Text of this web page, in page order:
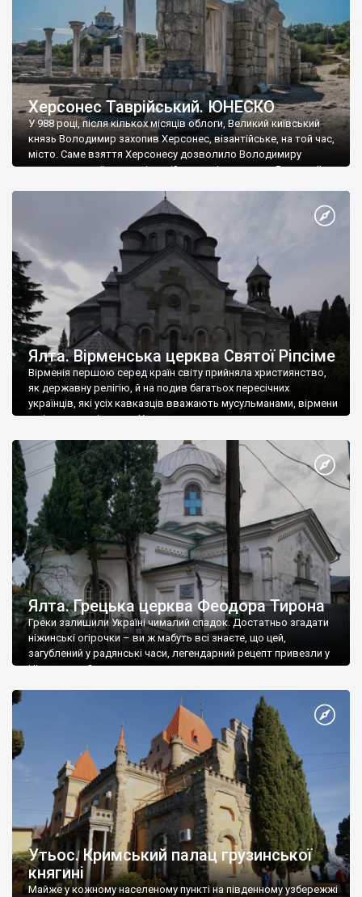
Херсонес Таврійський. ЮНЕСКО
У 988 році, після кількох місяців облоги, Великий київський
князь Володимир захопив Херсонес, візантійське, на той час,
місто. Саме взяття Херсонесу дозволило Володимиру
диктувати свої умови візантійському імператору Василю ІІ, та
Херсонесі Володимир-язичник, став Василем-християнином.
А потім було Хрещення Русі. На честь Херсонесу Таврійського
Ялта. Вірменська церква Святої Ріпсіме
Вірменія першою серед країн світу прийняла християнство,
як державну релігію, й на подив багатьох пересічних
українців, які усіх кавказців вважають мусульманами, вірмени
є відданими вірянами Христа
Ялта. Грецька церква Феодора Тирона
Греки залишили Україні чималий спадок. Достатньо згадати
ніжинські огірочки – ви ж мабуть всі знаєте, що цей,
загублений у радянські часи, легендарний рецепт привезли у
Ніжин греки?
Утьос. Кримський палац грузинської
княгині
Майже у кожному населеному пункті на південному узбережжі